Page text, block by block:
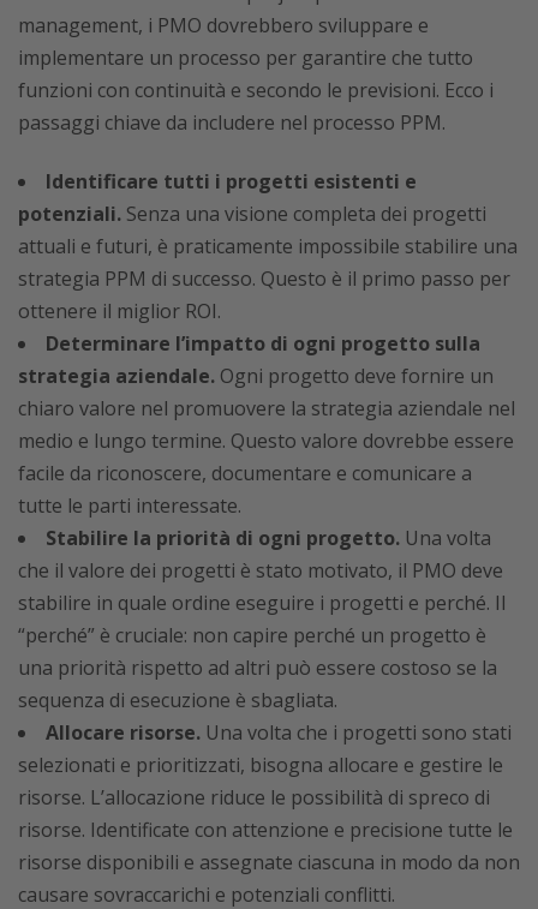
management, i PMO dovrebbero sviluppare e
implementare un processo per garantire che tutto
funzioni con continuità e secondo le previsioni. Ecco i
passaggi chiave da includere nel processo PPM.
Identificare tutti i progetti esistenti e
potenziali. Senza una visione completa dei progetti
attuali e futuri, è praticamente impossibile stabilire una
strategia PPM di successo. Questo è il primo passo per
ottenere il miglior ROI.
Determinare l’impatto di ogni progetto sulla
strategia aziendale. Ogni progetto deve fornire un
chiaro valore nel promuovere la strategia aziendale nel
medio e lungo termine. Questo valore dovrebbe essere
facile da riconoscere, documentare e comunicare a
tutte le parti interessate.
Stabilire la priorità di ogni progetto. Una volta
che il valore dei progetti è stato motivato, il PMO deve
stabilire in quale ordine eseguire i progetti e perché. Il
“perché” è cruciale: non capire perché un progetto è
una priorità rispetto ad altri può essere costoso se la
sequenza di esecuzione è sbagliata.
Allocare risorse. Una volta che i progetti sono stati
selezionati e prioritizzati, bisogna allocare e gestire le
risorse. L’allocazione riduce le possibilità di spreco di
risorse. Identificate con attenzione e precisione tutte le
risorse disponibili e assegnate ciascuna in modo da non
causare sovraccarichi e potenziali conflitti.